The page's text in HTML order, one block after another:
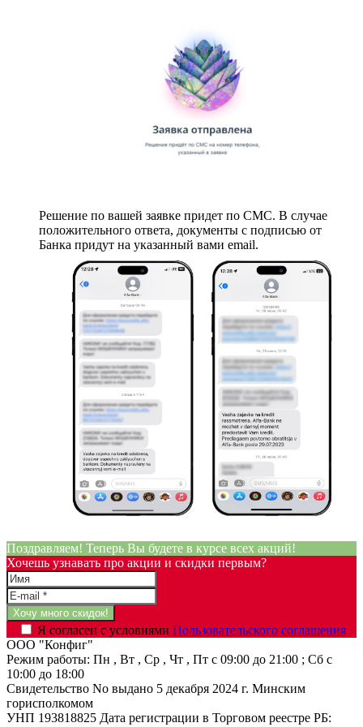
Решение по вашей заявке придет по СМС. В случае
положительного ответа, документы с подписью от
Банка придут на указанный вами email.
Поздравляем! Теперь Вы будете в курсе всех акций!
Хочешь узнавать про акции и скидки первым?
Я согласен с условиями Пользовательского соглашения
ООО "Конфиг"
Режим работы: Пн , Вт , Ср , Чт , Пт c 09:00 до 21:00 ; Сб c
10:00 до 18:00
Свидетельство No выдано 5 декабря 2024 г. Минским
горисполкомом
УНП 193818825 Дата регистрации в Торговом реестре РБ: